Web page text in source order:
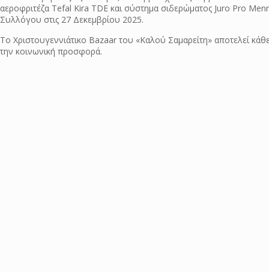
αεροφριτέζα Tefal Kira TDE και σύστημα σιδερώματος Juro Pro
Συλλόγου στις 27 Δεκεμβρίου 2025.
Το Χριστουγεννιάτικο Bazaar του «Καλού Σαμαρείτη» αποτελεί
την κοινωνική προσφορά.